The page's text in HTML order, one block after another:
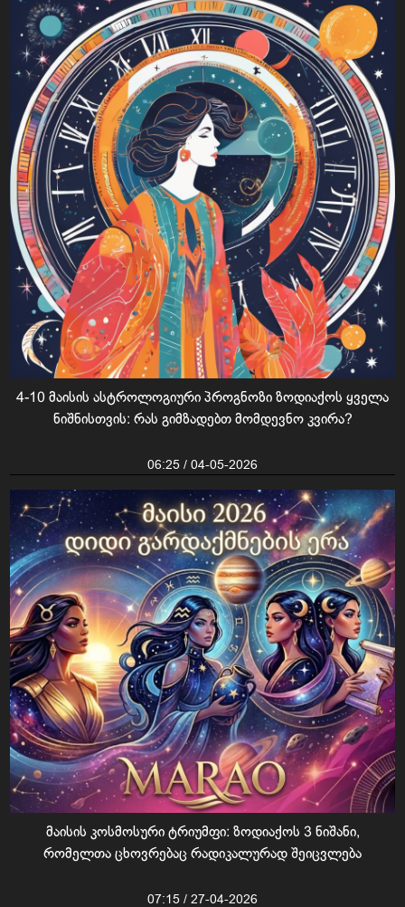
4-10 მაისის ასტროლოგიური პროგნოზი ზოდიაქოს ყველა
ნიშნისთვის: რას გიმზადებთ მომდევნო კვირა?
06:25 / 04-05-2026
მაისის კოსმოსური ტრიუმფი: ზოდიაქოს 3 ნიშანი,
რომელთა ცხოვრებაც რადიკალურად შეიცვლება
07:15 / 27-04-2026